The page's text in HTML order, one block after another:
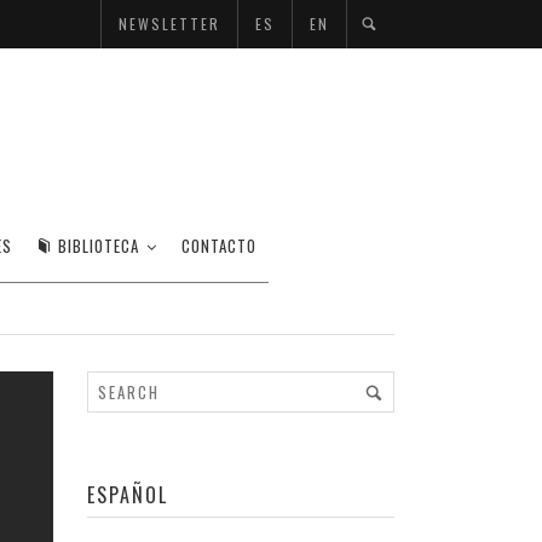
NEWSLETTER ES EN
BIBLIOTECA CONTACTO
ESPAÑOL